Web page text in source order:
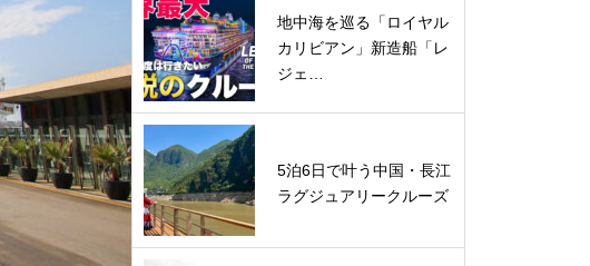
地中海を巡る「ロイヤル
カリビアン」新造船「レ
ジェ…
5泊6日で叶う中国・長江
ラグジュアリークルーズ